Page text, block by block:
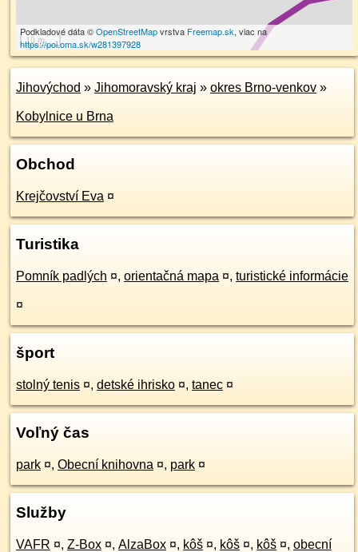
10 m
Podkladové dáta ©OpenStreetMapvrstva Freemap.sk, viac na
https://poi.oma.sk/w281397928
Jihovýchod » Jihomoravský kraj » okres Brno-venkov »
Kobylnice u Brna
Obchod
Krejčovství Eva ¤
Turistika
Pomník padlých ¤, orientačná mapa ¤, turistické informácie
¤
šport
stolný tenis ¤, detské ihrisko ¤, tanec ¤
Voľný čas
park ¤, Obecní knihovna ¤, park ¤
Služby
VAFR ¤, Z-Box ¤, AlzaBox ¤, kôš ¤, kôš ¤, kôš ¤, obecní